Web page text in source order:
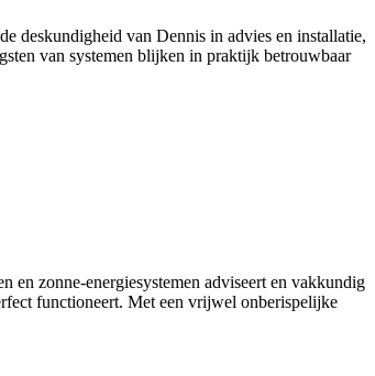
deskundigheid van Dennis in advies en installatie,
van systemen blijken in praktijk betrouwbaar
en zonne-energiesystemen adviseert en vakkundig
functioneert. Met een vrijwel onberispelijke